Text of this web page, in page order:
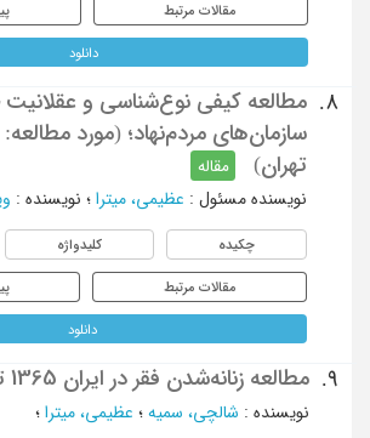
مقالات مرتبط
دانلود
8.
مطالعه کیفی نوع‌شناسی و عقلانیت
سازمان‌های مردم‌نهاد؛ (مورد
تهران)
مقاله
نویسنده مسئول : عظیمی، میترا ؛ نویسنده :
چکیده کلیدواژه
مقالات مرتبط
دانلود
9. مطالعه زنانه‌شدن فقر در ایران 1365 تا 1395
نویسنده : شالچی، سمیه ؛ عظیمی، میترا ؛